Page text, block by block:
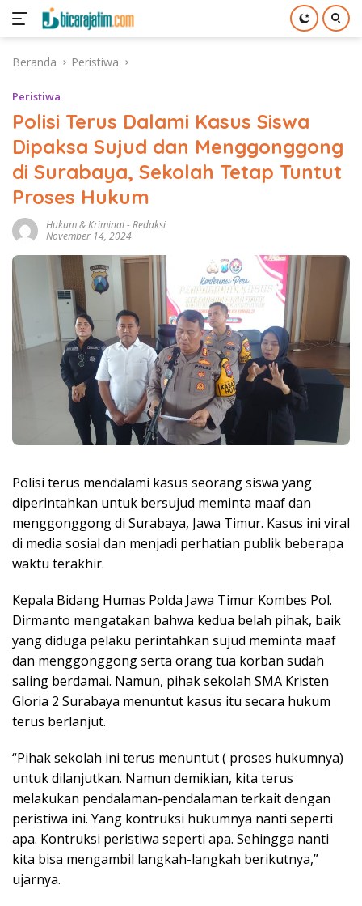
Beranda Peristiwa
Peristiwa
Polisi Terus Dalami Kasus Siswa
Dipaksa Sujud dan Menggonggong
di Surabaya, Sekolah Tetap Tuntut
Proses Hukum
Hukum & Kriminal-Redaksi
November 14, 2024
Polisi terus mendalami kasus seorang siswa yang
diperintahkan untuk bersujud meminta maaf dan
menggonggong di Surabaya, Jawa Timur. Kasus ini viral
di media sosial dan menjadi perhatian publik beberapa
waktu terakhir.
Kepala Bidang Humas Polda Jawa Timur Kombes Pol.
Dirmanto mengatakan bahwa kedua belah pihak, baik
yang diduga pelaku perintahkan sujud meminta maaf
dan menggonggong serta orang tua korban sudah
saling berdamai. Namun, pihak sekolah SMA Kristen
Gloria 2 Surabaya menuntut kasus itu secara hukum
terus berlanjut.
“Pihak sekolah ini terus menuntut ( proses hukumnya)
untuk dilanjutkan. Namun demikian, kita terus
melakukan pendalaman-pendalaman terkait dengan
peristiwa ini. Yang kontruksi hukumnya nanti seperti
apa. Kontruksi peristiwa seperti apa. Sehingga nanti
kita bisa mengambil langkah-langkah berikutnya,”
ujarnya.